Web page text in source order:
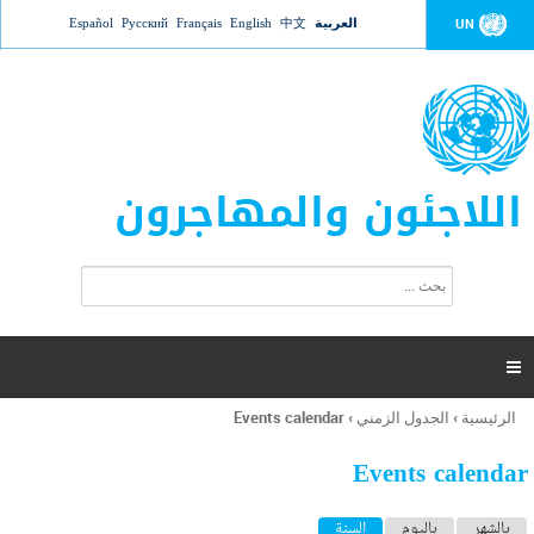
Jump to navigation UN العربية 中文
English
Français
Русский
Español
اللاجئون والمهاجرون
ت
ر
ل
ح
ب

أنت
هنا
الرئيسية › الجدول الزمني ›
Events calendar
Events calendar